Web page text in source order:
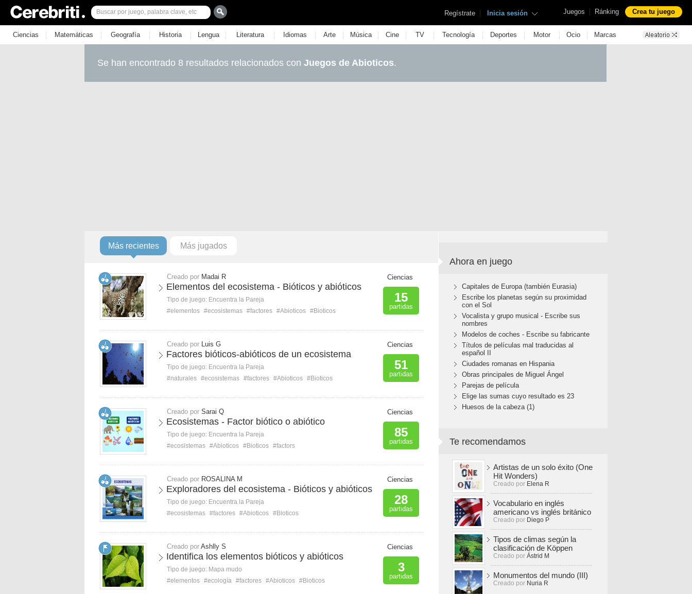
Juegos | Ránking Crea tu juego
Regístrate | Inicia sesión
Ciencias | Matemáticas | Geografía | Historia | Lengua | Literatura | Idiomas | Arte | Música | Cine | TV | Tecnología | Deportes | Motor | Ocio | Marcas
Se han encontrado 8 resultados relacionados con Juegos de Abioticos.
Más recientes Más jugados
Creado por Madai R
Elementos del ecosistema - Bióticos y abióticos
Tipo de juego: Encuentra la Pareja
#elementos #ecosistemas #factores #Abioticos #Bioticos
Ciencias
15
partidas
Creado por Luis G
Factores bióticos-abióticos de un ecosistema
Tipo de juego: Encuentra la Pareja
#naturales #ecosistemas #factores #Abioticos #Bioticos
Ciencias
51
partidas
Creado por Sarai Q
Ecosistemas - Factor biótico o abiótico
Tipo de juego: Encuentra la Pareja
#ecosistemas #Abioticos #Bioticos #factors
Ciencias
85
partidas
Creado por ROSALINA M
Exploradores del ecosistema - Bióticos y abióticos
Tipo de juego: Encuentra la Pareja
#ecosistemas #factores #Abioticos #Bioticos
Ciencias
28
partidas
Creado por Ashlly S
Identifica los elementos bióticos y abióticos
Tipo de juego: Mapa mudo
#elementos #ecología #factores #Abioticos #Bioticos
Ciencias
3
partidas
Ahora en juego
Capitales de Europa (también Eurasia)
Escribe los planetas según su proximidad
con el Sol
Vocalista y grupo musical - Escribe sus
nombres
Modelos de coches - Escribe su fabricante
Títulos de películas mal traducidas al
español II
Ciudades romanas en Hispania
Obras principales de Miguel Ángel
Parejas de película
Elige las sumas cuyo resultado es 23
Huesos de la cabeza (1)
Te recomendamos
Artistas de un solo éxito (One
Hit Wonders)
Creado por Elena R
Vocabulario en inglés
americano vs inglés británico
Creado por Diego P
Tipos de climas según la
clasificación de Köppen
Creado por Ástrid M
Monumentos del mundo (III)
Creado por Nuria R